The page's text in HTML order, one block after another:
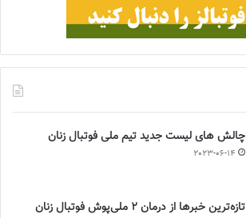
چالش هاى ليست جدید تيم ملى فوتبال زنان
2023-06-14
تازه‌ترین خبرها از درمان ۲ ملی‌پوش فوتبال زنان